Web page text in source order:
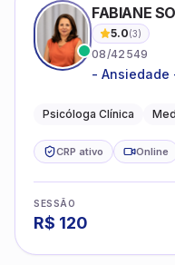
FABIANE
5.0(3)
08/42549
- Ansiedade
Psicóloga Clínica
CRP ativo Online
SESSÃO
R$ 120